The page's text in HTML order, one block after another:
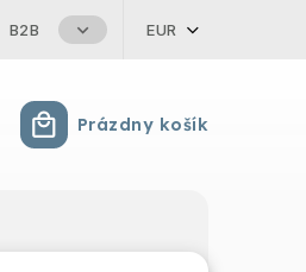
B2B EUR
Nákupný košík
Prázdny košík